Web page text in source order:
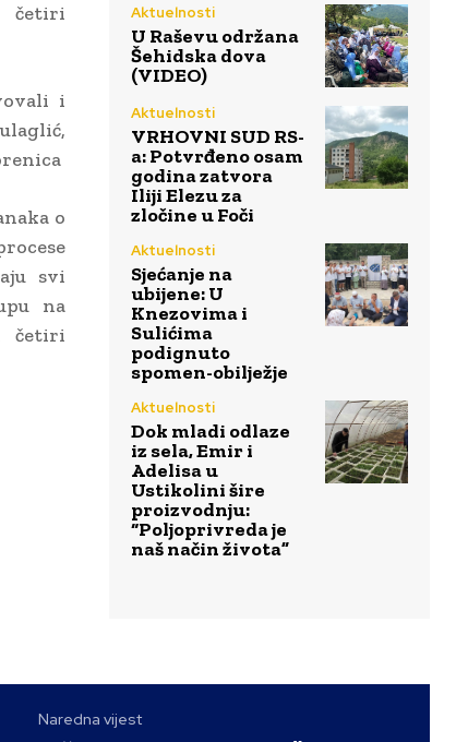
četiri
i
o
svi
na
četiri
Aktuelnosti
U Raševu održana
Šehidska dova
(VIDEO)
Aktuelnosti
VRHOVNI SUD RS-
a: Potvrđeno osam
godina zatvora
Iliji Elezu za
zločine u Foči
Aktuelnosti
Sjećanje na
ubijene: U
Knezovima i
Sulićima
podignuto
spomen-obilježje
Aktuelnosti
Dok mladi odlaze
iz sela, Emir i
Adelisa u
Ustikolini šire
proizvodnju:
“Poljoprivreda je
naš način života”
Naredna vijest